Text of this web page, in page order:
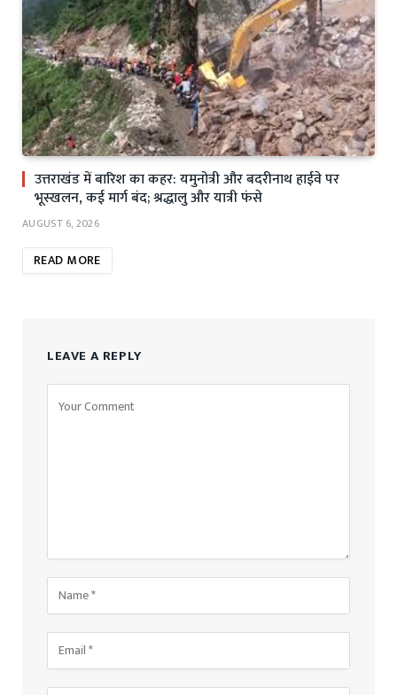
उत्तराखंड में बारिश का कहर: यमुनोत्री और बदरीनाथ हाईवे पर
भूस्खलन, कई मार्ग बंद; श्रद्धालु और यात्री फंसे
AUGUST 6, 2026
READ MORE
LEAVE A REPLY